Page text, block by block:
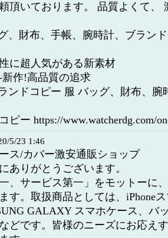
頂いております。 品質よくて、
、財布、手帳、腕時計、ブラン
に超人気がある新素材
作!高品質の追求
ンドコピー 服 バッグ、財布、腕
ピー https://www.watcherdg.com/
5/23 1:46
ス/カバー激安通販ショップ
ありがとうございます。
、サービス第一」をモットーに
す。取扱商品としては、iPhone
GALAXY スマホケース、バ
どです。皆様のニーズにお応え